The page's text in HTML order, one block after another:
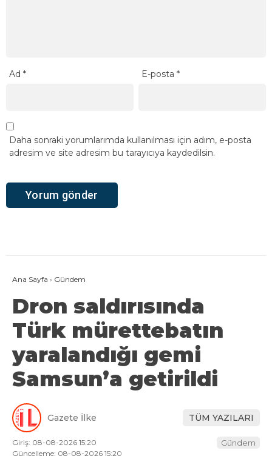
Ad * E-posta*
Daha sonraki yorumlarımda kullanılması için adım, e-posta
adresim ve site adresim bu tarayıcıya kaydedilsin.
Ana Sayfa › Gündem
Dron saldırısında
Türk mürettebatın
yaralandığı gemi
Samsun’a getirildi
Gazete İlke TÜM YAZILARI
Giriş: 08-08-2026 15:20
Güncelleme: 08-08-2026 15:20
Gündem